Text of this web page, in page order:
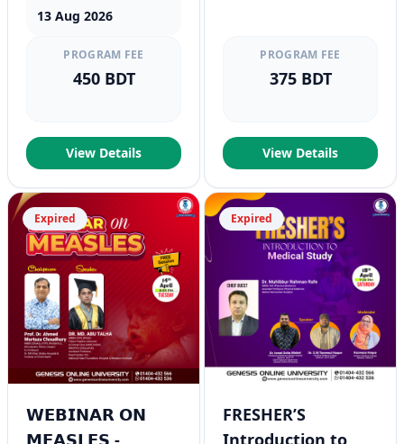
13 Aug 2026
PROGRAM FEE
450 BDT
View Details
PROGRAM FEE
375 BDT
View Details
Expired
𝗪𝗘𝗕𝗜𝗡𝗔𝗥 𝗢𝗡
𝗠𝗘𝗔𝗦𝗟𝗘𝗦 -
Expired
FRESHER’S
Introduction to